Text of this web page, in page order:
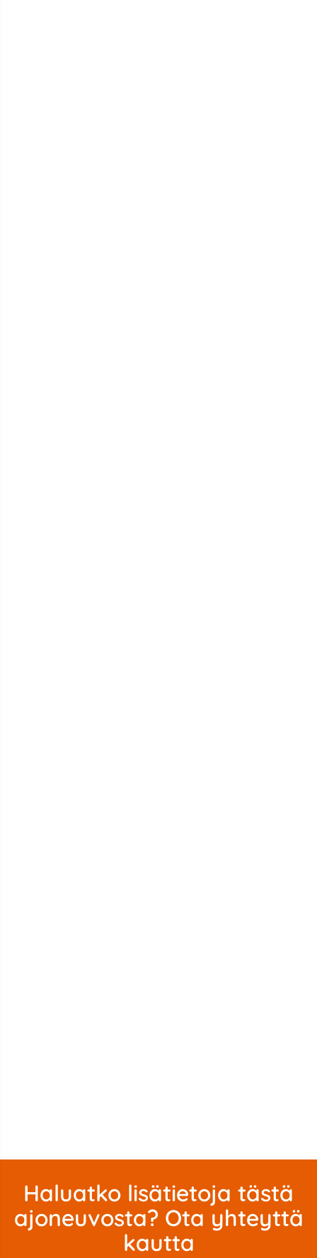
Haluatko lisätietoja tästä
ajoneuvosta? Ota yhteyttä
kautta